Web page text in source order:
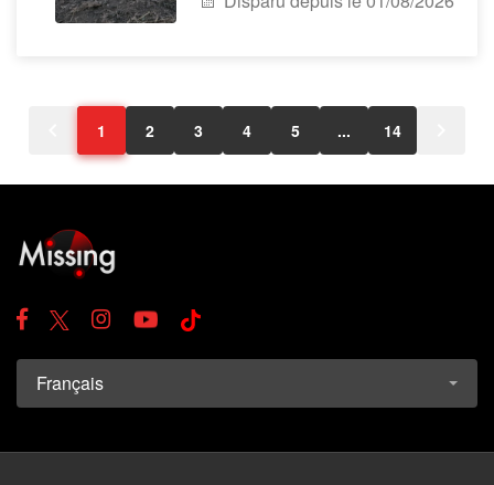
1 2 3 4 5 ... 14
Français